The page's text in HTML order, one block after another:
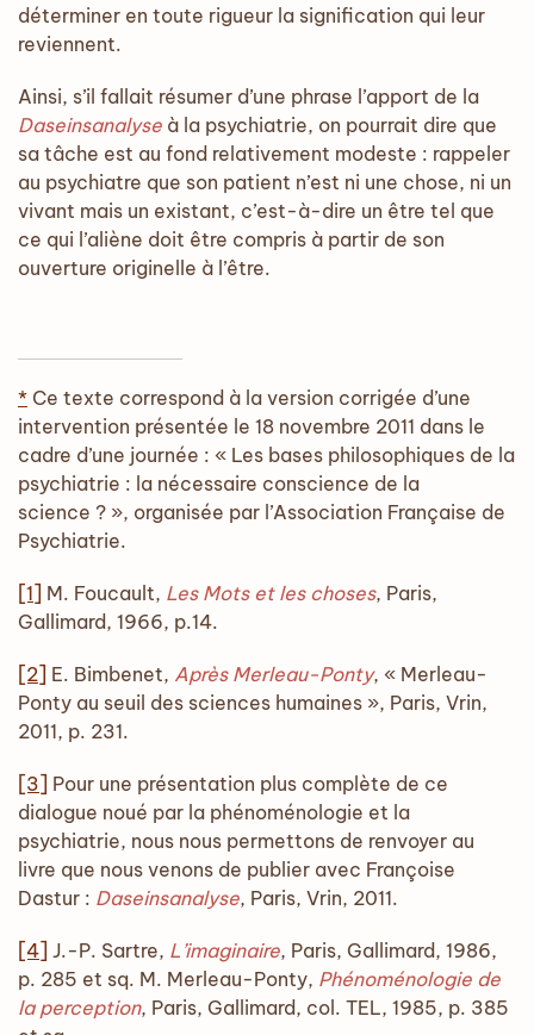
déterminer en toute rigueur la signification qui leur
reviennent.
Ainsi, s’il fallait résumer d’une phrase l’apport de la
Daseinsanalyse à la psychiatrie, on pourrait dire que
sa tâche est au fond relativement modeste : rappeler
au psychiatre que son patient n’est ni une chose, ni un
vivant mais un existant, c’est-à-dire un être tel que
ce qui l’aliène doit être compris à partir de son
ouverture originelle à l’être.
* Ce texte correspond à la version corrigée d’une
intervention présentée le 18 novembre 2011 dans le
cadre d’une journée : « Les bases philosophiques de la
psychiatrie : la nécessaire conscience de la
science ? », organisée par l’Association Française de
Psychiatrie.
[1] M. Foucault, Les Mots et les choses, Paris,
Gallimard, 1966, p.14.
[2] E. Bimbenet, Après Merleau-Ponty, « Merleau-
Ponty au seuil des sciences humaines », Paris, Vrin,
2011, p. 231.
[3] Pour une présentation plus complète de ce
dialogue noué par la phénoménologie et la
psychiatrie, nous nous permettons de renvoyer au
livre que nous venons de publier avec Françoise
Dastur : Daseinsanalyse, Paris, Vrin, 2011.
[4] J.-P. Sartre, L’imaginaire, Paris, Gallimard, 1986,
p. 285 et sq. M. Merleau-Ponty, Phénoménologie de
la perception, Paris, Gallimard, col. TEL, 1985, p. 385